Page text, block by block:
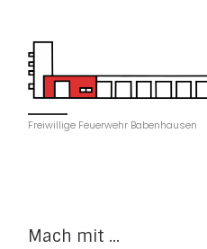
Freiwillige Feuerwehr Babenhausen
Mach mit ...